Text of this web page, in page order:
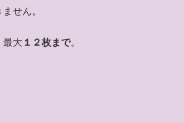
せん。
最大 １２枚まで。